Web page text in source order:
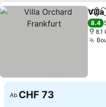
8.4
8.1
Ab CHF 73